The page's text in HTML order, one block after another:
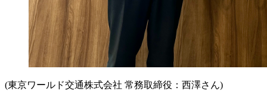
(東京ワールド交通株式会社 常務取締役：西澤さん)